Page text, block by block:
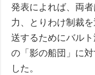
発表によれば、両
力、とりわけ制裁
送するためにバル
の「影の船団」に
した。